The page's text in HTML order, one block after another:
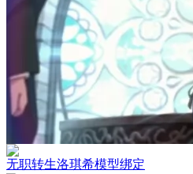
无职转生洛琪希模型绑定